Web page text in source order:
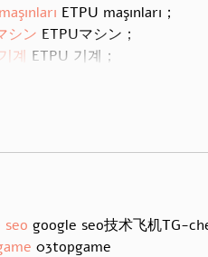
ETPU maşınları；
シン ETPUマシン；
계 ETPU 기계；
seo google seo技术飞机TG-
03topgame